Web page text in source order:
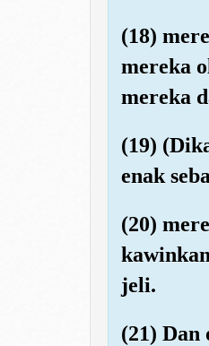
(18)
mereka
mereka
(19)
enak
(20)
jeli.
(21) Dan